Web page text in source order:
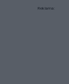
Reklama: